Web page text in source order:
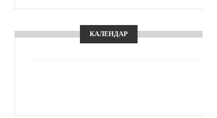
КАЛЕНДАР